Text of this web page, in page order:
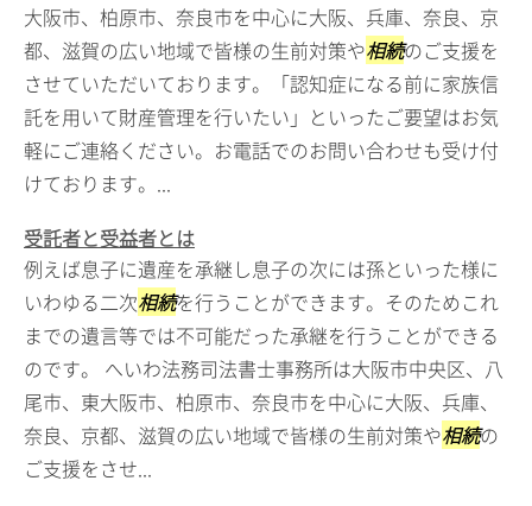
大阪市、柏原市、奈良市を中心に大阪、兵庫、奈良、京
都、滋賀の広い地域で皆様の生前対策や相続のご支援を
させていただいております。「認知症になる前に家族信
託を用いて財産管理を行いたい」といったご要望はお気
軽にご連絡ください。お電話でのお問い合わせも受け付
けております。...
受託者と受益者とは
例えば息子に遺産を承継し息子の次には孫といった様に
いわゆる二次相続を行うことができます。そのためこれ
までの遺言等では不可能だった承継を行うことができる
のです。 へいわ法務司法書士事務所は大阪市中央区、八
尾市、東大阪市、柏原市、奈良市を中心に大阪、兵庫、
奈良、京都、滋賀の広い地域で皆様の生前対策や相続の
ご支援をさせ...